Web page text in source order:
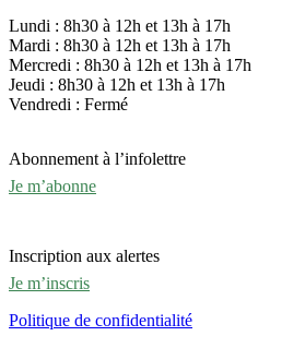
Lundi : 8h30 à 12h et 13h à 17h
Mardi : 8h30 à 12h et 13h à 17h
Mercredi : 8h30 à 12h et 13h à 17h
Jeudi : 8h30 à 12h et 13h à 17h
Vendredi : Fermé
Abonnement à l’infolettre
Je m’abonne
Inscription aux alertes
Je m’inscris
Politique de confidentialité